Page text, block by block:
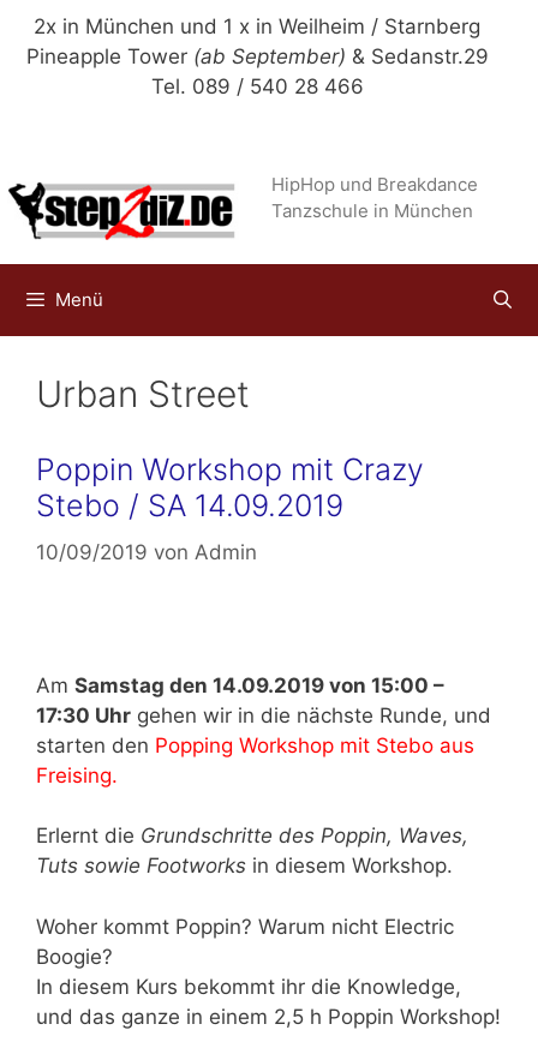
Zum
Inhalt
2x in München und 1 x in Weilheim / Starnberg
Pineapple Tower (ab September) & Sedanstr.29
Tel. 089 / 540 28 466
HipHop und Breakdance
Tanzschule in München
Menü
Urban Street
Poppin Workshop mit Crazy
Stebo / SA 14.09.2019
10/09/2019 von Admin
Am Samstag den 14.09.2019 von 15:00 –
17:30 Uhr gehen wir in die nächste Runde, und
starten den Popping Workshop mit Stebo aus
Freising.
Erlernt die Grundschritte des Poppin, Waves,
Tuts sowie Footworks in diesem Workshop.
Woher kommt Poppin? Warum nicht Electric
Boogie?
In diesem Kurs bekommt ihr die Knowledge,
und das ganze in einem 2,5 h Poppin Workshop!